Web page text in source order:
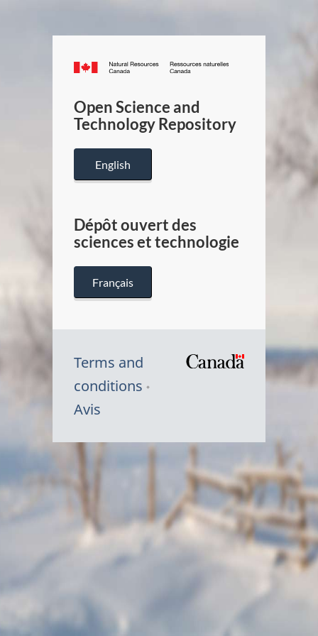
Canada.ca
/
Canada
Open Science and
Technology Repository
English
Dépôt ouvert des
sciences et technologie
Français
Terms and
conditions
Avis
Symbole
Canada